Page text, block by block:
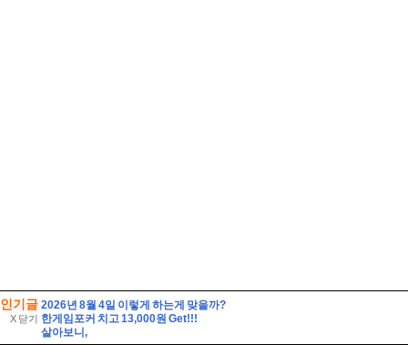
인기글
X 닫기
2026년 8월 4일 이렇게 하는게 맞을까?
한게임포커 치고 13,000원 Get!!!
살아보니,